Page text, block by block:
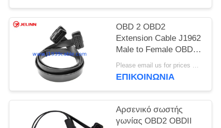
OBD 2 OBD2
Extension Cable J1962
Male to Female OBDII
Connector Extender
With 16-core Wires
Please email us for prices MOQ:100 τεμάχια
ΕΠΙΚΟΙΝΩΝΊΑ
Αρσενικό σωστής
γωνίας OBD2 OBDII